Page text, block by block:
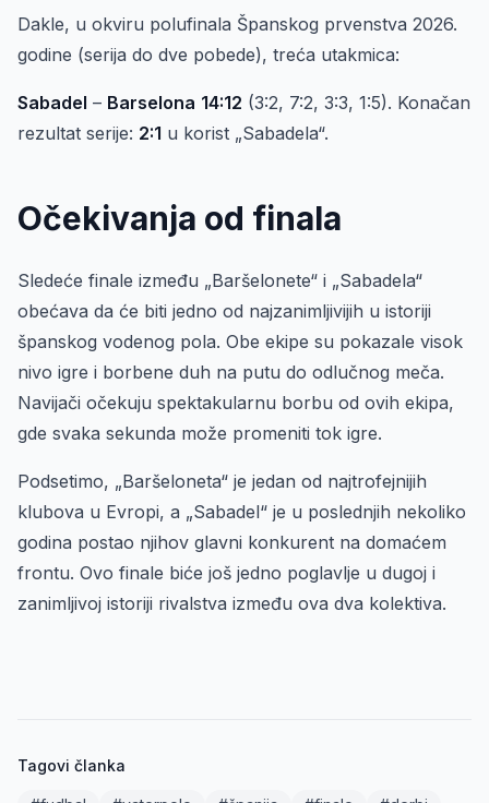
Dakle, u okviru polufinala Španskog prvenstva 2026.
godine (serija do dve pobede), treća utakmica:
Sabadel – Barselona 14:12 (3:2, 7:2, 3:3, 1:5). Konačan
rezultat serije: 2:1 u korist „Sabadela“.
Očekivanja od finala
Sledeće finale između „Baršelonete“ i „Sabadela“
obećava da će biti jedno od najzanimljivijih u istoriji
španskog vodenog pola. Obe ekipe su pokazale visok
nivo igre i borbene duh na putu do odlučnog meča.
Navijači očekuju spektakularnu borbu od ovih ekipa,
gde svaka sekunda može promeniti tok igre.
Podsetimo, „Baršeloneta“ je jedan od najtrofejnijih
klubova u Evropi, a „Sabadel“ je u poslednjih nekoliko
godina postao njihov glavni konkurent na domaćem
frontu. Ovo finale biće još jedno poglavlje u dugoj i
zanimljivoj istoriji rivalstva između ova dva kolektiva.
Tagovi članka